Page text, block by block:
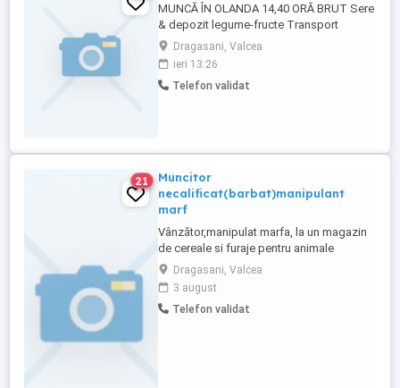
MUNCĂ ÎN OLANDA 14,40 ORĂ BRUT Sere
& depozit legume-fructe Transport
GRATUIT din România (condiție: min. 3
luni muncă) Plata SĂPTĂMÂNALĂ Cazare
contra cost (reținută din salariu) Transport
zilnic la muncă asigurat Fără comisioane
Dragasani, Valcea
ieri 13:26
Telefon validat
21
Muncitor
necalificat(barbat)manipulant
marf
Vânzător,manipulat marfa, la un magazin
de cereale si furaje pentru animale
Dragasani, Valcea
3 august
Telefon validat